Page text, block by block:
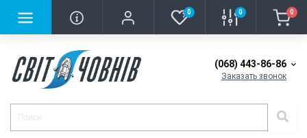
0 0 0
(068) 443-86-86
Заказать звонок